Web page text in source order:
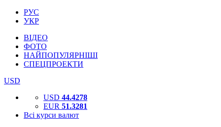
РУС
УКР
ВІДЕО
ФОТО
НАЙПОПУЛЯРНІШІ
СПЕЦПРОЕКТИ
USD
USD 44.4278
EUR 51.3281
Всі курси валют